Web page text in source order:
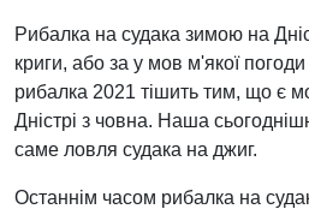
Рибалка на судака зимою на
криги, або за у мов м'якої
рибалка 2021 тішить тим, що є
Дністрі з човна. Наша
саме ловля судака на джиг.
Останнім часом рибалка на